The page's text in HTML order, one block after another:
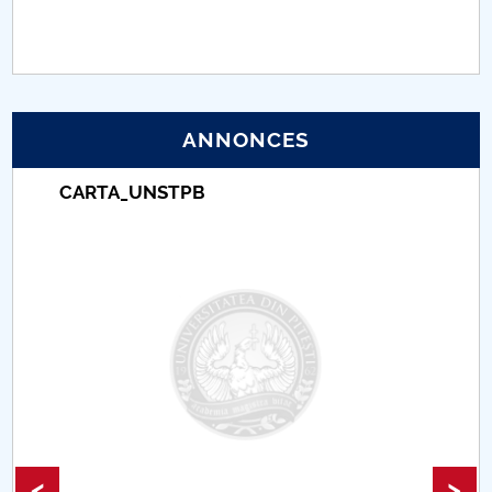
Protection des données personnelles
Comisie de etica unversitară
Accesibilitate pentru studenții cu dizabilități
ANNONCES
CARTA_UNSTPB